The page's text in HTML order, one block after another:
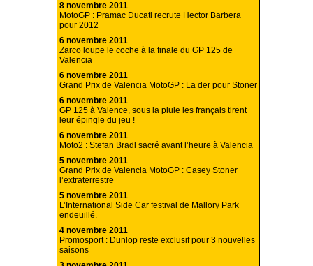
8 novembre 2011
MotoGP : Pramac Ducati recrute Hector Barbera
pour 2012
6 novembre 2011
Zarco loupe le coche à la finale du GP 125 de
Valencia
6 novembre 2011
Grand Prix de Valencia MotoGP : La der pour Stoner
6 novembre 2011
GP 125 à Valence, sous la pluie les français tirent
leur épingle du jeu !
6 novembre 2011
Moto2 : Stefan Bradl sacré avant l’heure à Valencia
5 novembre 2011
Grand Prix de Valencia MotoGP : Casey Stoner
l’extraterrestre
5 novembre 2011
L’International Side Car festival de Mallory Park
endeuillé.
4 novembre 2011
Promosport : Dunlop reste exclusif pour 3 nouvelles
saisons